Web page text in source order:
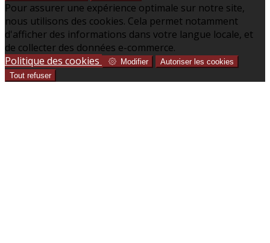
Pour assurer une expérience optimale sur notre site,
nous utilisons des cookies. Cela permet notamment
d'afficher des informations dans votre langue locale, et
de collecter des données e-commerce.
Politique des cookies
Modifier
Autoriser les cookies
Tout refuser